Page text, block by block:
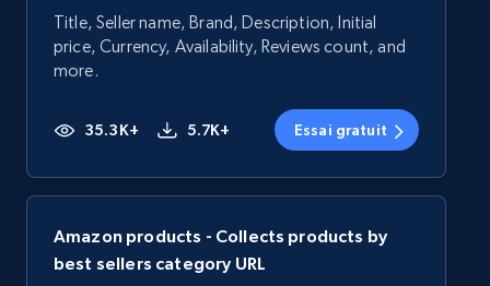
Title, Seller name, Brand, Description, Initial
price, Currency, Availability, Reviews count, and
more.
35.3K+ 5.7K+ Essai gratuit
Amazon products - Collects products by
best sellers category URL